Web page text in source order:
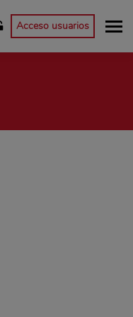
Acceso usuarios